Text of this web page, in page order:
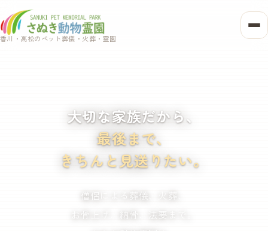
香川・高松のペット葬儀・火葬・霊園
大切な家族だから、
最後まで、
きちんと見送りたい。
僧侶による葬儀、火葬、
お骨上げ、納骨、法要まで。